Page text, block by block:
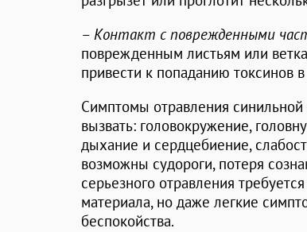
– Контакт с поврежденными
поврежденным листьям или
привести к попаданию токсинов
Симптомы отравления
вызвать: головокружение,
дыхание и сердцебиение,
возможны судороги, потеря
серьезного отравления
материала, но даже легкие
беспокойства.